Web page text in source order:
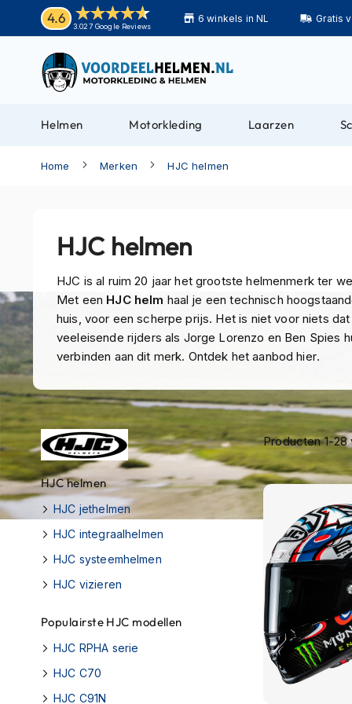
4.6
3.027 Google Reviews
6 winkels in NL Gratis
Helmen
Motorhelmen
helmen
Bluetooth
Pilotenhelmen
Pinlock
helmen
Race
helmen
Retro
helmen
Stille
motorhelmen
Flip
back
helmen
Heren
motorhelmen
motorhelmen
Kinder
motorhelmen
Helmen Motorkleding Laarzen
Home Merken HJC helmen
HJC helmen
HJC is al ruim 20 jaar het grootste helmenmerk ter
Met een HJC helm haal je een technisch
huis, voor een scherpe prijs. Het is niet voor niets dat
veeleisende rijders als Jorge Lorenzo en Ben Spies
verbinden aan dit merk. Ontdek het aanbod hier.
Producten1-28
HJC helmen
HJC jethelmen
HJC integraalhelmen
HJC systeemhelmen
HJC vizieren
Populairste HJC modellen
HJC RPHA serie
HJC C70
HJC C91N